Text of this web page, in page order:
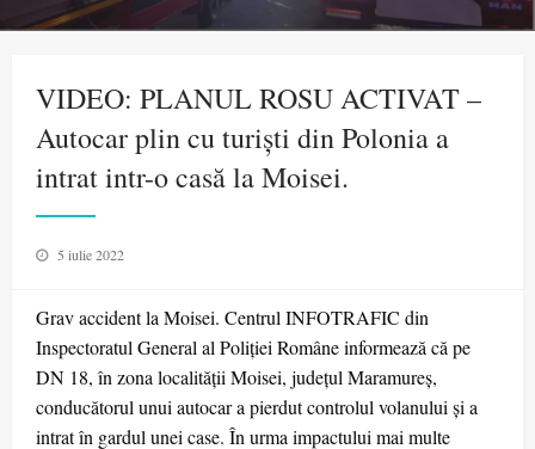
VIDEO: PLANUL ROSU ACTIVAT –
Autocar plin cu turişti din Polonia a
intrat intr-o casă la Moisei.
Posted
5 iulie 2022
Grav accident la Moisei. Centrul INFOTRAFIC din
Inspectoratul General al Poliției Române informează că pe
DN 18, în zona localității Moisei, județul Maramureș,
conducătorul unui autocar a pierdut controlul volanului și a
intrat în gardul unei case. În urma impactului mai multe